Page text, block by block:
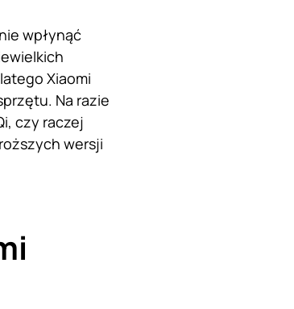
wpłynąć
Xiaomi
Na razie
czy raczej
wersji